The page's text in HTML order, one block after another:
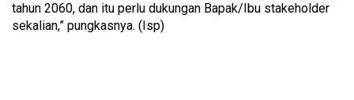
tahun 2060, dan itu perlu dukungan Bapak/Ibu stakeholder
sekalian,” pungkasnya. (Isp)